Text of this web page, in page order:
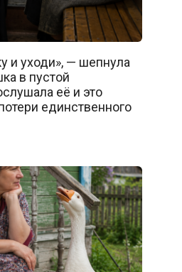
и уходи», — шепнула
в пустой
её и это
единственного